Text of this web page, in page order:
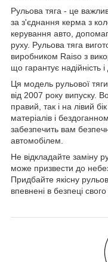
Рульова тяга - це
за з'єднання керма з
керування авто,
руху. Рульова тяга
виробником Raiso з
що гарантує надійність і
Ця модель рульової
від 2007 року випуску.
правий, так і на лівий
матеріалів і
забезпечить вам
автомобілем.
Не відкладайте заміну
може призвести до
Придбайте якісну
впевнені в безпеці